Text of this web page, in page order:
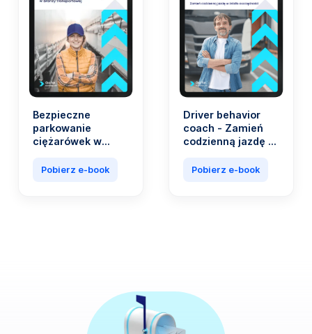
Bezpieczne
parkowanie
ciężarówek w
Praktyczny
Pobierz e-book
Driver behavior
coach - Zamień
codzienną jazdę w
oszczędności
Pobierz e-book